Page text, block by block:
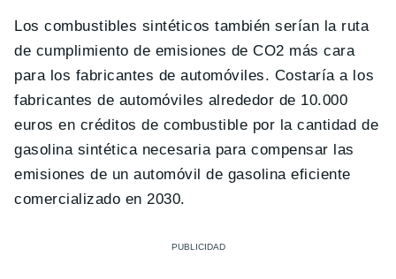
Los combustibles sintéticos también serían la ruta
de cumplimiento de emisiones de CO2 más cara
para los fabricantes de automóviles. Costaría a los
fabricantes de automóviles alrededor de 10.000
euros en créditos de combustible por la cantidad de
gasolina sintética necesaria para compensar las
emisiones de un automóvil de gasolina eficiente
comercializado en 2030.